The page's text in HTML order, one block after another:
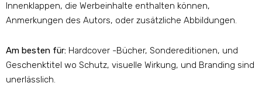
Innenklappen, die Werbeinhalte enthalten können,
Anmerkungen des Autors, oder zusätzliche Abbildungen.
Am besten für: Hardcover -Bücher, Sondereditionen, und
Geschenktitel wo Schutz, visuelle Wirkung, und Branding sind
unerlässlich.